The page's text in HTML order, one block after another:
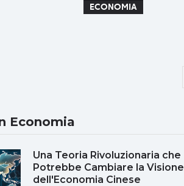
ECONOMIA
Economia
Una Teoria Rivoluzionaria che
Potrebbe Cambiare la Visione
dell'Economia Cinese